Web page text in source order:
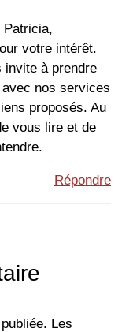
Patricia,
votre intérêt.
invite à prendre
nos services
proposés. Au
vous lire et de
Répondre
Les